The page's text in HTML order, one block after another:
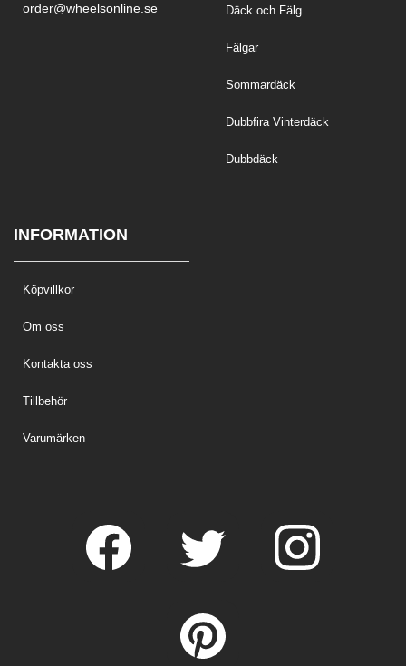
order@wheelsonline.se Däck och Fälg
Fälgar
Sommardäck
Dubbfira Vinterdäck
Dubbdäck
INFORMATION
Köpvillkor
Om oss
Kontakta oss
Tillbehör
Varumärken